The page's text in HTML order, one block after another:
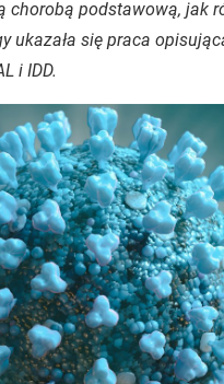
chorobą podstawową, jak
się praca
i IDD.